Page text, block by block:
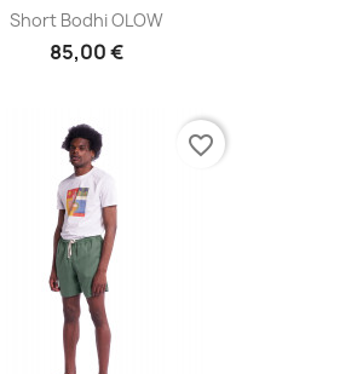
Short Bodhi OLOW
85,00 €
favorite_border